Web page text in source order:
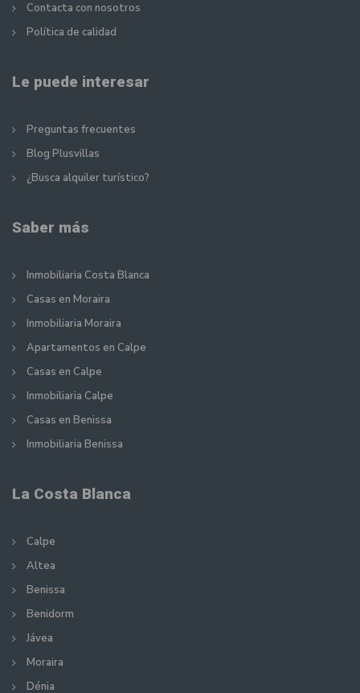
Contacta con nosotros
Política de calidad
Le puede interesar
Preguntas frecuentes
Blog Plusvillas
¿Busca alquiler turístico?
Saber más
Inmobiliaria Costa Blanca
Casas en Moraira
Inmobiliaria Moraira
Apartamentos en Calpe
Casas en Calpe
Inmobiliaria Calpe
Casas en Benissa
Inmobiliaria Benissa
La Costa Blanca
Calpe
Altea
Benissa
Benidorm
Jávea
Moraira
Dénia